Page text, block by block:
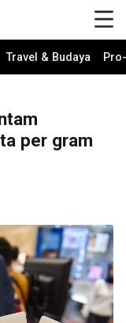
Travel & Budaya
per gram